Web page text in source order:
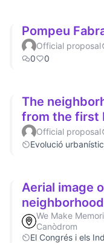
Pompeu
Official proposal
0
0
The
from the first
Official proposal
Evolució
Aerial image
neighborhood
We Make
Canòdrom
El Congrés i els